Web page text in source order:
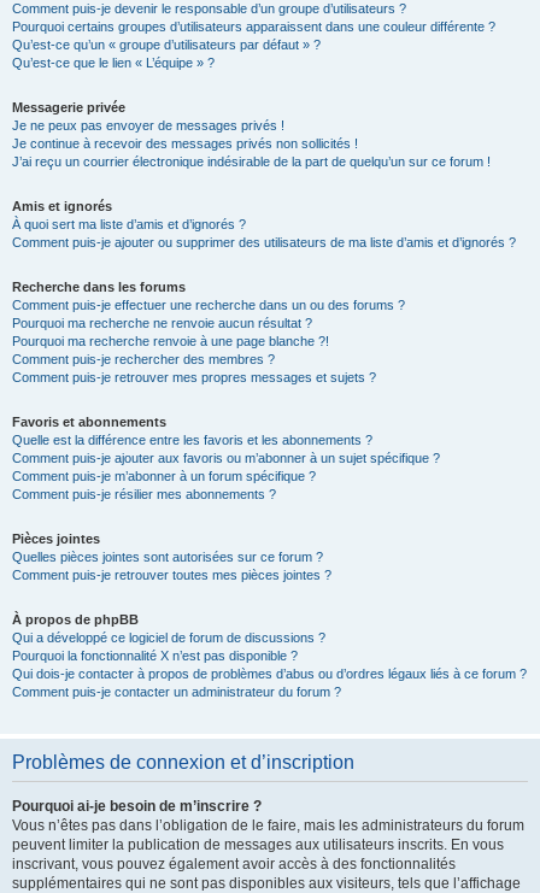
Comment puis-je devenir le responsable d’un groupe d’utilisateurs ?
Pourquoi certains groupes d’utilisateurs apparaissent dans une couleur différente ?
Qu’est-ce qu’un « groupe d’utilisateurs par défaut » ?
Qu’est-ce que le lien « L’équipe » ?
Messagerie privée
Je ne peux pas envoyer de messages privés !
Je continue à recevoir des messages privés non sollicités !
J’ai reçu un courrier électronique indésirable de la part de quelqu’un sur ce forum !
Amis et ignorés
À quoi sert ma liste d’amis et d’ignorés ?
Comment puis-je ajouter ou supprimer des utilisateurs de ma liste d’amis et d’ignorés ?
Recherche dans les forums
Comment puis-je effectuer une recherche dans un ou des forums ?
Pourquoi ma recherche ne renvoie aucun résultat ?
Pourquoi ma recherche renvoie à une page blanche ?!
Comment puis-je rechercher des membres ?
Comment puis-je retrouver mes propres messages et sujets ?
Favoris et abonnements
Quelle est la différence entre les favoris et les abonnements ?
Comment puis-je ajouter aux favoris ou m’abonner à un sujet spécifique ?
Comment puis-je m’abonner à un forum spécifique ?
Comment puis-je résilier mes abonnements ?
Pièces jointes
Quelles pièces jointes sont autorisées sur ce forum ?
Comment puis-je retrouver toutes mes pièces jointes ?
À propos de phpBB
Qui a développé ce logiciel de forum de discussions ?
Pourquoi la fonctionnalité X n’est pas disponible ?
Qui dois-je contacter à propos de problèmes d’abus ou d’ordres légaux liés à ce forum ?
Comment puis-je contacter un administrateur du forum ?
Problèmes de connexion et d’inscription
Pourquoi ai-je besoin de m’inscrire ?
Vous n’êtes pas dans l’obligation de le faire, mais les administrateurs du forum
peuvent limiter la publication de messages aux utilisateurs inscrits. En vous
inscrivant, vous pouvez également avoir accès à des fonctionnalités
supplémentaires qui ne sont pas disponibles aux visiteurs, tels que l’affichage